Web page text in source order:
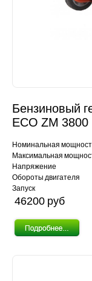
Бензиновый
ECO ZM 3800
Номинальная
Максимальная
Напряжение
Обороты двигателя
Запуск
46200 pуб